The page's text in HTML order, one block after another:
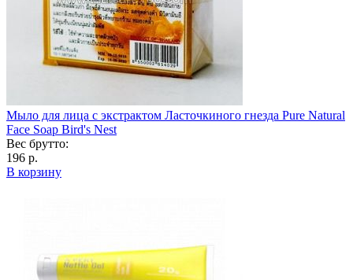
Мыло для лица с экстрактом Ласточкиного гнезда Pure Natural
Face Soap Bird's Nest
Вес брутто:
196 р.
В корзину